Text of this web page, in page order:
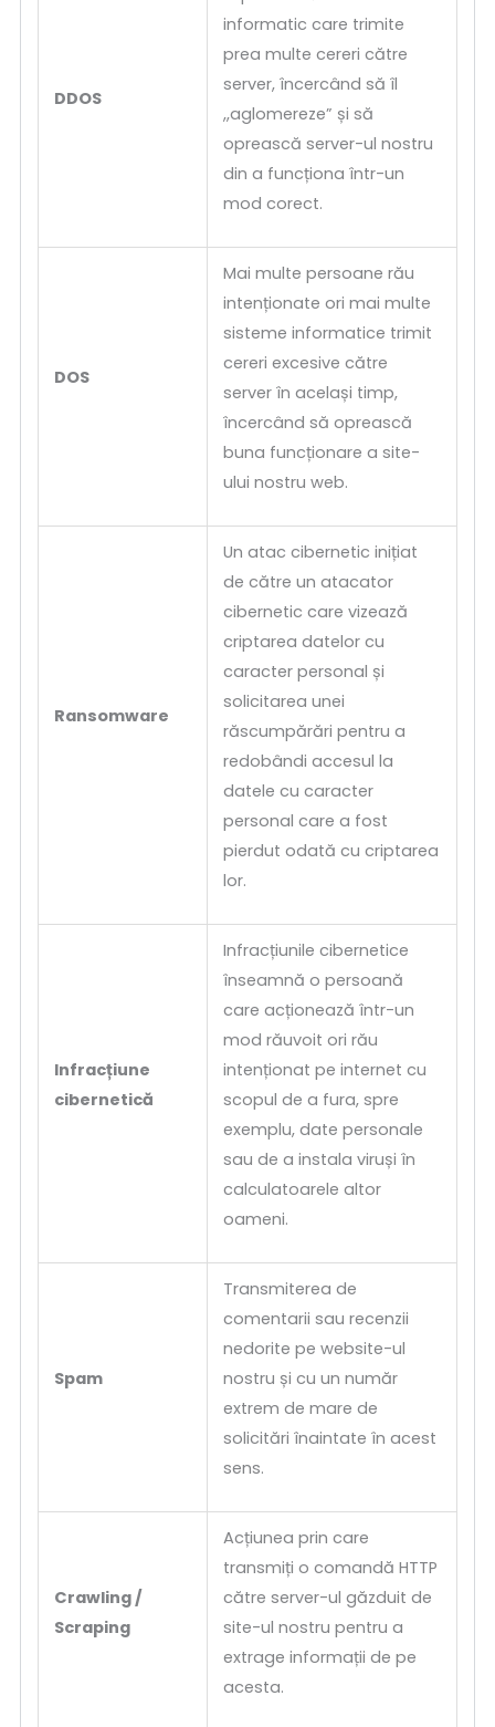
DDOS
informatic care trimite
prea multe cereri către
server, încercând să îl
,,aglomereze” și să
oprească server-ul nostru
din a funcționa într-un
mod corect.
DOS
Mai multe persoane rău
intenționate ori mai multe
sisteme informatice trimit
cereri excesive către
server în același timp,
încercând să oprească
buna funcționare a site-
ului nostru web.
Ransomware
Un atac cibernetic inițiat
de către un atacator
cibernetic care vizează
criptarea datelor cu
caracter personal și
solicitarea unei
răscumpărări pentru a
redobândi accesul la
datele cu caracter
personal care a fost
pierdut odată cu criptarea
lor.
Infracțiune
cibernetică
Infracțiunile cibernetice
înseamnă o persoană
care acționează într-un
mod răuvoit ori rău
intenționat pe internet cu
scopul de a fura, spre
exemplu, date personale
sau de a instala viruși în
calculatoarele altor
oameni.
Spam
Transmiterea de
comentarii sau recenzii
nedorite pe website-ul
nostru și cu un număr
extrem de mare de
solicitări înaintate în acest
sens.
Crawling /
Scraping
Acțiunea prin care
transmiți o comandă HTTP
către server-ul găzduit de
site-ul nostru pentru a
extrage informații de pe
acesta.